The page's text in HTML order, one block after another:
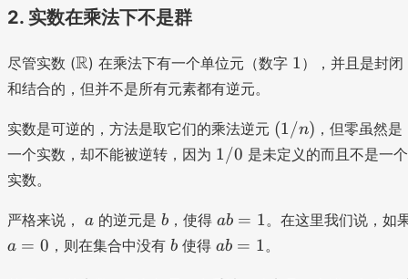
)
0
t
1
}
2. 实数在乘法下不是群
尽管实数 (\
m
a
t
h
b
R
}
R) 在乘法下有一个单位元（数字 1
1 ），并且是封闭
和结合的，但并不是所有元素都有逆元。
实数是可逆的，方法是取它们的乘法逆元 (
1
/
(1/n) ，但零虽然是
一个实数，却不能被逆转，因为 1
1/0 是未定义的而且不是一个
实数。
严格来说， a
a 的逆元是 b
b ，使得 a
b
ab = 1 。在这里我们说，如
a
a = 0 ，则在集合中没有 b
b使得 a
ab = 1 。